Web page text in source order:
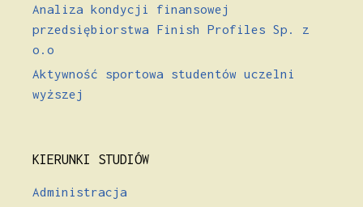
Analiza kondycji finansowej
przedsiębiorstwa Finish Profiles Sp. z
o.o
Aktywność sportowa studentów uczelni
wyższej
KIERUNKI STUDIÓW
Administracja